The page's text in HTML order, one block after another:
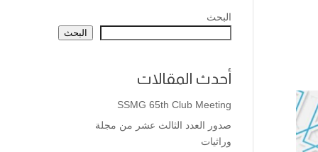
البحث
البحث
أحدث المقالات
SSMG 65th Club Meeting
صدور العدد الثالث عشر من مجلة
وراثيات